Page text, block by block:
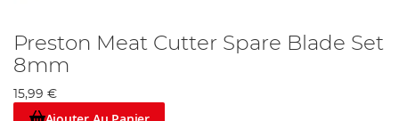
Preston Meat Cutter Spare Blade Set
8mm
15,99 €